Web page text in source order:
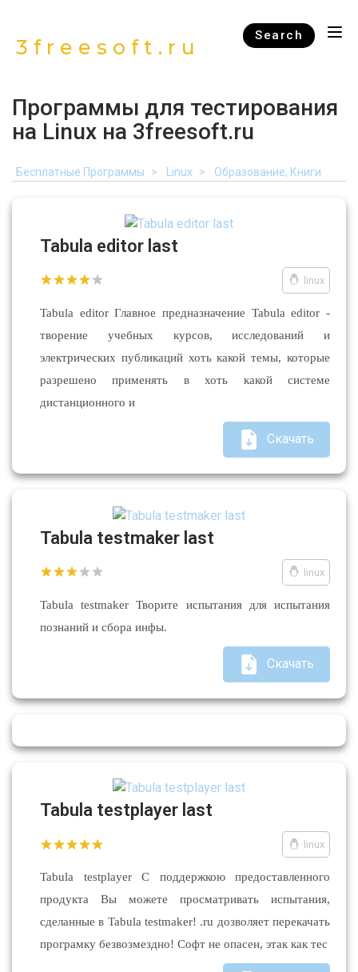
3freesoft.ru Search
Программы для тестирования
на Linux на 3freesoft.ru
Бесплатные Программы Linux Образование, Книги
Tabula editor last
linux
Tabula editor Главное предназначение Tabula editor -
творение учебных курсов, исследований и
электрических публикаций хоть какой темы, которые
разрешено применять в хоть какой системе
дистанционного и
Скачать
Tabula testmaker last
linux
Tabula testmaker Творите испытания для испытания
познаний и сбора инфы.
Скачать
Tabula testplayer last
linux
Tabula testplayer С поддержкою предоставленного
продукта Вы можете просматривать испытания,
сделанные в Tabula testmaker! .ru дозволяет перекачать
програмку безвозмездно! Софт не опасен, этак как тес